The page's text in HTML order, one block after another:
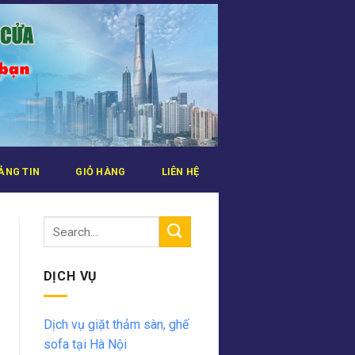
TIN GIỎ HÀNG LIÊN HỆ
DỊCH VỤ
Dịch vụ giặt thảm sàn, ghế
sofa tại Hà Nội